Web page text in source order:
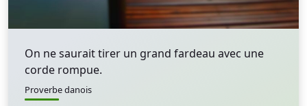
On ne saurait tirer un grand fardeau avec une
corde rompue.
Proverbe danois